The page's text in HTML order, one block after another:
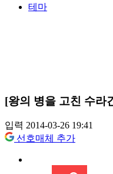
테마
[왕의 병을 고친 수
입력 2014-03-26 19:41
선호매체 추가